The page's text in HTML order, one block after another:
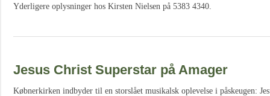
Yderligere oplysninger hos Kirsten Nielsen på 5383 4340.
Jesus Christ Superstar på Amager
Købnerkirken indbyder til en storslået musikalsk oplevelse i påskeugen: